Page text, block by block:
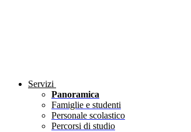
Servizi
Panoramica
Famiglie e studenti
Personale scolastico
Percorsi di studio